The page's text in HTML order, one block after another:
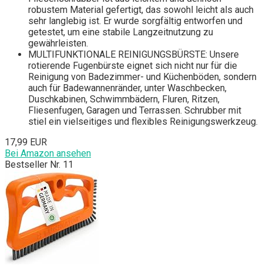
robustem Material gefertigt, das sowohl leicht als auch
sehr langlebig ist. Er wurde sorgfältig entworfen und
getestet, um eine stabile Langzeitnutzung zu
gewährleisten.
MULTIFUNKTIONALE REINIGUNGSBÜRSTE: Unsere
rotierende Fugenbürste eignet sich nicht nur für die
Reinigung von Badezimmer- und Küchenböden, sondern
auch für Badewannenränder, unter Waschbecken,
Duschkabinen, Schwimmbädern, Fluren, Ritzen,
Fliesenfugen, Garagen und Terrassen. Schrubber mit
stiel ein vielseitiges und flexibles Reinigungswerkzeug.
17,99 EUR
Bei Amazon ansehen
Bestseller Nr. 11